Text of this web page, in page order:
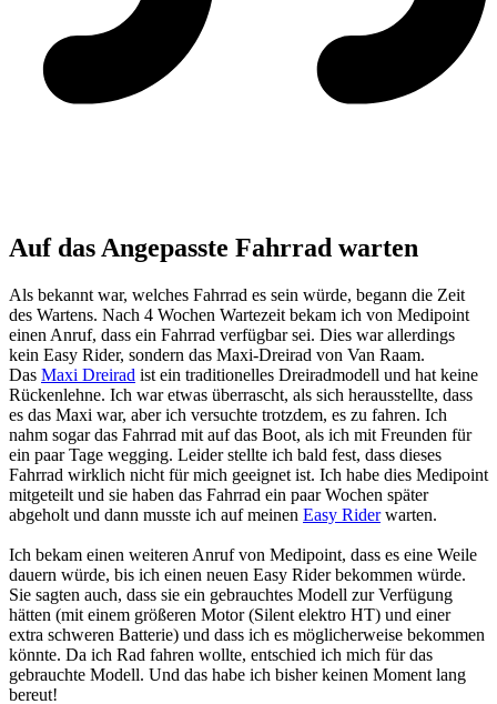
Auf das Angepasste Fahrrad warten
Als bekannt war, welches Fahrrad es sein würde, begann die Zeit
des Wartens. Nach 4 Wochen Wartezeit bekam ich von Medipoint
einen Anruf, dass ein Fahrrad verfügbar sei. Dies war allerdings
kein Easy Rider, sondern das Maxi-Dreirad von Van Raam.
Das Maxi Dreirad ist ein traditionelles Dreiradmodell und hat keine
Rückenlehne. Ich war etwas überrascht, als sich herausstellte, dass
es das Maxi war, aber ich versuchte trotzdem, es zu fahren. Ich
nahm sogar das Fahrrad mit auf das Boot, als ich mit Freunden für
ein paar Tage wegging. Leider stellte ich bald fest, dass dieses
Fahrrad wirklich nicht für mich geeignet ist. Ich habe dies Medipoint
mitgeteilt und sie haben das Fahrrad ein paar Wochen später
abgeholt und dann musste ich auf meinen Easy Riderwarten.
Ich bekam einen weiteren Anruf von Medipoint, dass es eine Weile
dauern würde, bis ich einen neuen Easy Rider bekommen würde.
Sie sagten auch, dass sie ein gebrauchtes Modell zur Verfügung
hätten (mit einem größeren Motor (Silent elektro HT) und einer
extra schweren Batterie) und dass ich es möglicherweise bekommen
könnte. Da ich Rad fahren wollte, entschied ich mich für das
gebrauchte Modell. Und das habe ich bisher keinen Moment lang
bereut!